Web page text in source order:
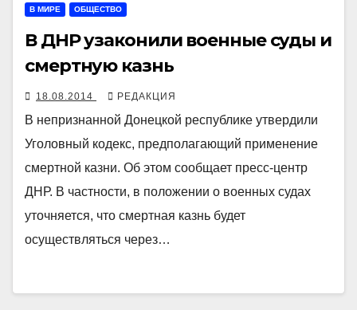
В МИРЕ ОБЩЕСТВО
В ДНР узаконили военные суды и
смертную казнь
18.08.2014 РЕДАКЦИЯ
В непризнанной Донецкой республике утвердили
Уголовный кодекс, предполагающий применение
смертной казни. Об этом сообщает пресс-центр
ДНР. В частности, в положении о военных судах
уточняется, что смертная казнь будет
осуществляться через…